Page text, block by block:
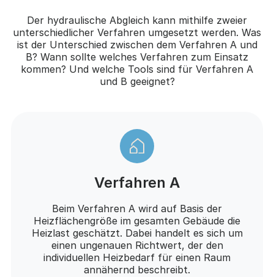
Der hydraulische Abgleich kann mithilfe zweier
unterschiedlicher Verfahren umgesetzt werden. Was
ist der Unterschied zwischen dem Verfahren A und
B? Wann sollte welches Verfahren zum Einsatz
kommen? Und welche Tools sind für Verfahren A
und B geeignet?
Verfahren A
Beim Verfahren A wird auf Basis der
Heizflächengröße im gesamten Gebäude die
Heizlast geschätzt. Dabei handelt es sich um
einen ungenauen Richtwert, der den
individuellen Heizbedarf für einen Raum
annähernd beschreibt.